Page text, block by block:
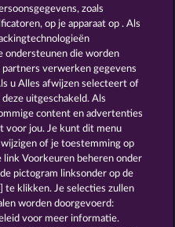
SAVANNA MOON
GOLDEN EI OF MOORHUHN
Privacyverklaring
zoals
op je apparaat op . Als
ondersteunen die worden
partners verwerken gegevens
u Alles afwijzen selecteert of
uitgeschakeld. Als
content en advertenties
voor jou. Je kunt dit menu
of je toestemming op
Voorkeuren beheren onder
pictogram linksonder op de
te klikken. Je selecties zullen
worden doorgevoerd:
voor meer informatie.